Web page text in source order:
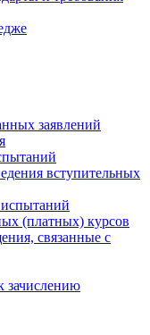
заявлений
вступительных
(платных) курсов
связанные с
зачислению